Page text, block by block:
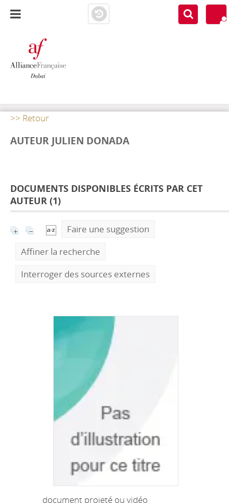
>> Retour
AUTEUR JULIEN DONADA
DOCUMENTS DISPONIBLES ÉCRITS PAR CET
AUTEUR (1)
Faire une suggestion
Affiner la recherche
Interroger des sources externes
document projeté ou vidéo